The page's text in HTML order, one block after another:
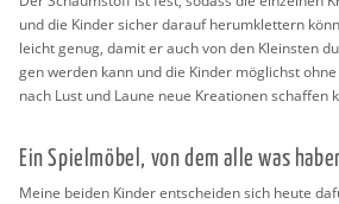
und die Kin­der si­cher dar­auf her­um­klet­tern
leicht genug, damit er auch von den Kleins­ten
gen wer­den kann und die Kin­der mög­lichst
nach Lust und Laune neue Krea­tio­nen schaf­fen
Ein Spiel­mö­bel, von dem alle was
Meine bei­den Kin­der ent­schei­den sich heute